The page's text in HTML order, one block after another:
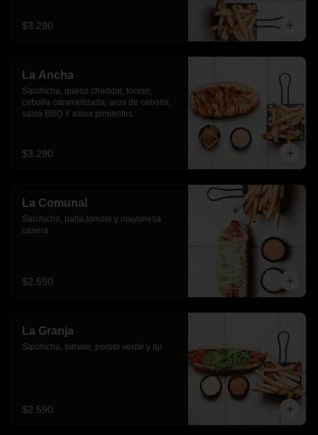
$3.290
La Ancha
Salchicha, queso cheddar, tocino,
cebolla caramelizada, aros de cebolla,
salsa BBQ Y salsa pimientos
$3.290
La Comunal
Salchicha, palta,tomate y mayonesa
casera
$2.590
La Granja
Salchicha, tomate, poroto verde y aji
$2.590